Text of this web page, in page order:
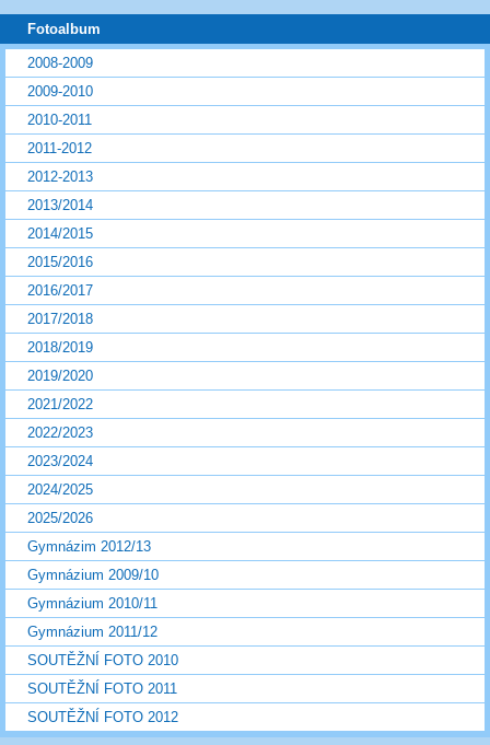
Fotoalbum
2008-2009
2009-2010
2010-2011
2011-2012
2012-2013
2013/2014
2014/2015
2015/2016
2016/2017
2017/2018
2018/2019
2019/2020
2021/2022
2022/2023
2023/2024
2024/2025
2025/2026
Gymnázim 2012/13
Gymnázium 2009/10
Gymnázium 2010/11
Gymnázium 2011/12
SOUTĚŽNÍ FOTO 2010
SOUTĚŽNÍ FOTO 2011
SOUTĚŽNÍ FOTO 2012